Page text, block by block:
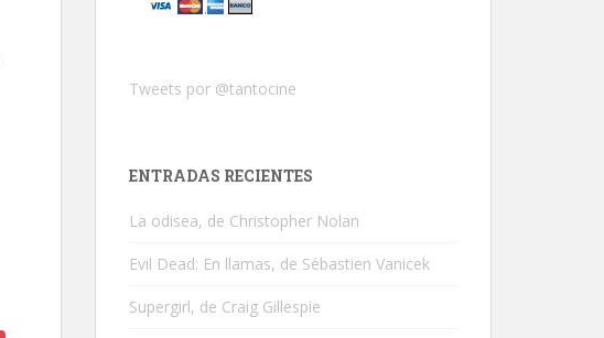
Tweets por @tantocine
ENTRADAS RECIENTES
La odisea, de Christopher Nolan
Evil Dead: En llamas, de Sébastien Vanicek
Supergirl, de Craig Gillespie